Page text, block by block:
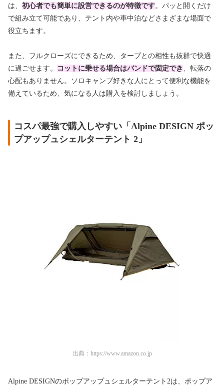
は、 初心者でも簡単に設営できるのが特徴です。パッと開くだけ
で組み立て可能であり、テント内や車中泊などさまざまな場面で
役立ちます。
また、フルクローズにできるため、タープとの相性も抜群で快適
に過ごせます。
コットに乗せる場合はバンドで固定でき 、転落の
心配もありません。ソロキャンプ好きな人にとって便利な機能を
備えているため、気になる人は購入を検討しましょう。
コスパ最強で購入しやすい「Alpine DESIGN ポッ
プアップュシェルターテント 2」
出典： https://www.amazon.co.jp
Alpine DESIGNのポップアップュシェルターテント2は、ポップア